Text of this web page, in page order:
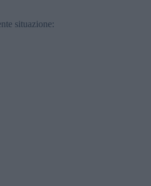
situazione: